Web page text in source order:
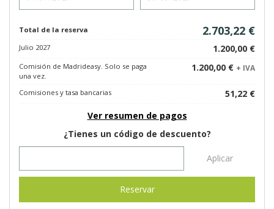
Total de la reserva 2.703,22 €
Julio 2027 1.200,00 €
Comisión de Madrideasy. Solo se paga
una vez.
1.200,00 € + IVA
Comisiones y tasa bancarias
51,22 €
Ver resumen de pagos
¿Tienes un código de descuento?
Aplicar
Reservar